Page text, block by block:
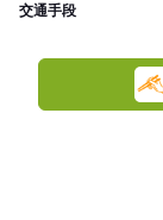
交通手段